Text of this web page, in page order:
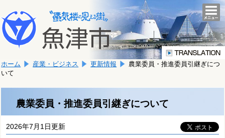
文
へ
移
ま
す。
こ
か
文
で
す。
ホーム 産業・ビジネス 更新情報
農業委員・推進委員引継ぎにつ
いて
農業委員・推進委員引継ぎについて
2026年7月1日更新